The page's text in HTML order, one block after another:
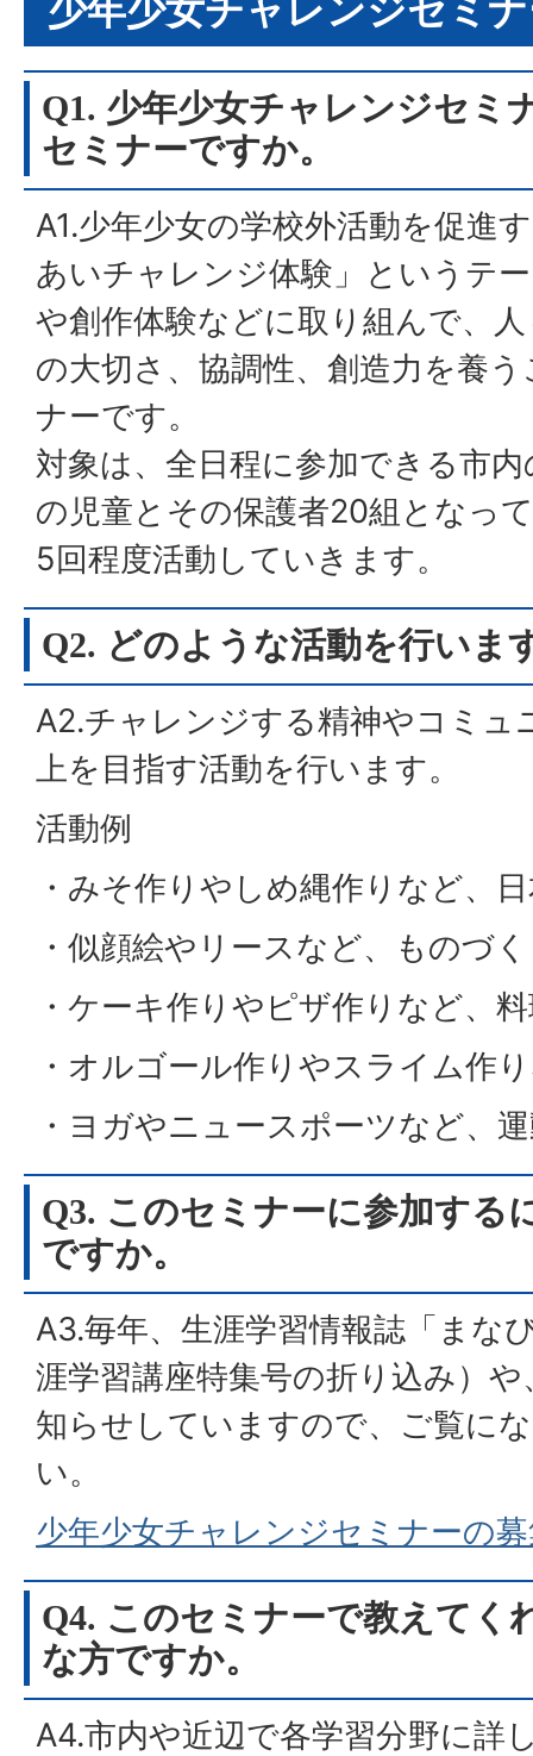
少年少女チャレンジセミ
Q1. 少年少女チャレンジセミ
セミナーですか。
A1.少年少女の学校外活動を促進
あいチャレンジ体験」というテ
や創作体験などに取り組んで、
の大切さ、協調性、創造力を養
ナーです。
対象は、全日程に参加できる市
の児童とその保護者20組となっ
5回程度活動していきます。
Q2. どのような活動を行いま
A2.チャレンジする精神やコミュ
上を目指す活動を行います。
活動例
・みそ作りやしめ縄作りなど、
・似顔絵やリースなど、ものづ
・ケーキ作りやピザ作りなど、
・オルゴール作りやスライム作
・ヨガやニュースポーツ
Q3. このセミナーに参加する
ですか。
A3.毎年、生涯学習情報誌「まな
涯学習講座特集号の折り込み）
知らせしていますので、ご覧に
い。
少年少女チャレンジセミナーの
Q4. このセミナーで教えてく
な方ですか。
A4.市内や近辺で各学習分野に詳